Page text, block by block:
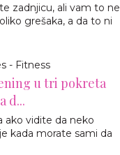
zadnjicu, ali vam to ne
grešaka, a da to ni
- Fitness
u tri pokreta
d...
ako vidite da neko
kada morate sami da